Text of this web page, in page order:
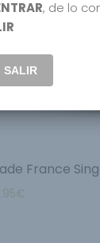
France
€
, de lo
SALIR